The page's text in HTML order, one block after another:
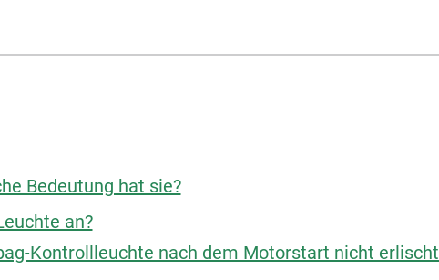
Bedeutung hat sie?
an?
Kontrollleuchte nach dem Motorstart nicht erlischt